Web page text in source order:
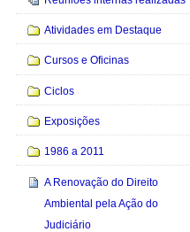
Atividades em Destaque
Cursos e Oficinas
Ciclos
Exposições
1986 a 2011
A Renovação do Direito
Ambiental pela Ação do
Judiciário